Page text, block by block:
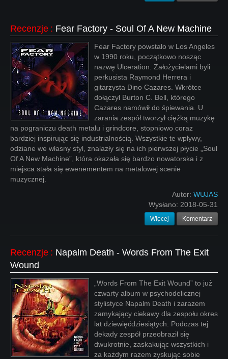
Recenzje : Fear Factory - Soul Of A New Machine
Fear Factory powstało w Los Angeles
w 1990 roku, początkowo nosząc
nazwę Ulceration. Założycielami byli
perkusista Raymond Herrera i
gitarzysta Dino Cazares. Wkrótce
dołączył Burton C. Bell, którego
Cazares namówił do śpiewania. U
zarania zespół tworzył ciężką muzykę
na pograniczu death metalu i grindcore, stopniowo coraz
bardziej inspirując się industrialnością. Wszystkie te wpływy,
odziane we własny styl, znalazły się na ich pierwszej płycie „Soul
Of A New Machine”, która okazała się bardzo nowatorska i z
miejsca stała się ewenementem na metalowej scenie
muzycznej.
Autor: WUJAS
Wysłano: 2018-05-31
Więcej Komentarz
Recenzje : Napalm Death - Words From The Exit
Wound
„Words From The Exit Wound” to już
czwarty album w psychodelicznej
stylistyce Napalm Death i zarazem
zamykający ciekawy dla zespołu okres
lat dziewięćdziesiątych. Podczas tej
dekady zespół przeobraził się
dwukrotnie, zaskakując wszystkich i
za każdym razem zyskując sobie